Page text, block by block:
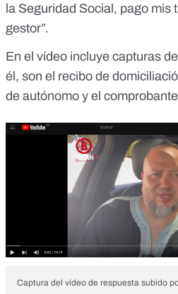
la Seguridad Social, pago mis
gestor”.
En el vídeo incluye capturas
él, son el recibo de
de autónomo y el
Captura del vídeo de respuesta subido